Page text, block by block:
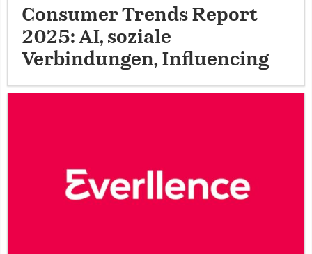
Consumer Trends Report
2025: AI, soziale
Verbindungen, Influencing